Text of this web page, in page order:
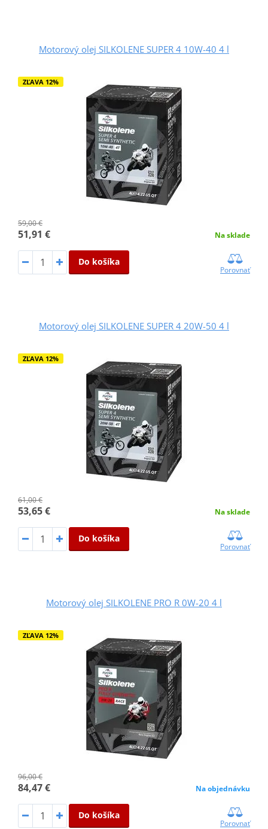
Motorový olej SILKOLENE SUPER 4 10W-40 4 l
ZĽAVA 12%
59,00 €
51,91 € Na sklade
Do košíka
Porovnať
Motorový olej SILKOLENE SUPER 4 20W-50 4 l
ZĽAVA 12%
61,00 €
53,65 € Na sklade
Do košíka
Porovnať
Motorový olej SILKOLENE PRO R 0W-20 4 l
ZĽAVA 12%
96,00 €
84,47 € Na objednávku
Do košíka
Porovnať